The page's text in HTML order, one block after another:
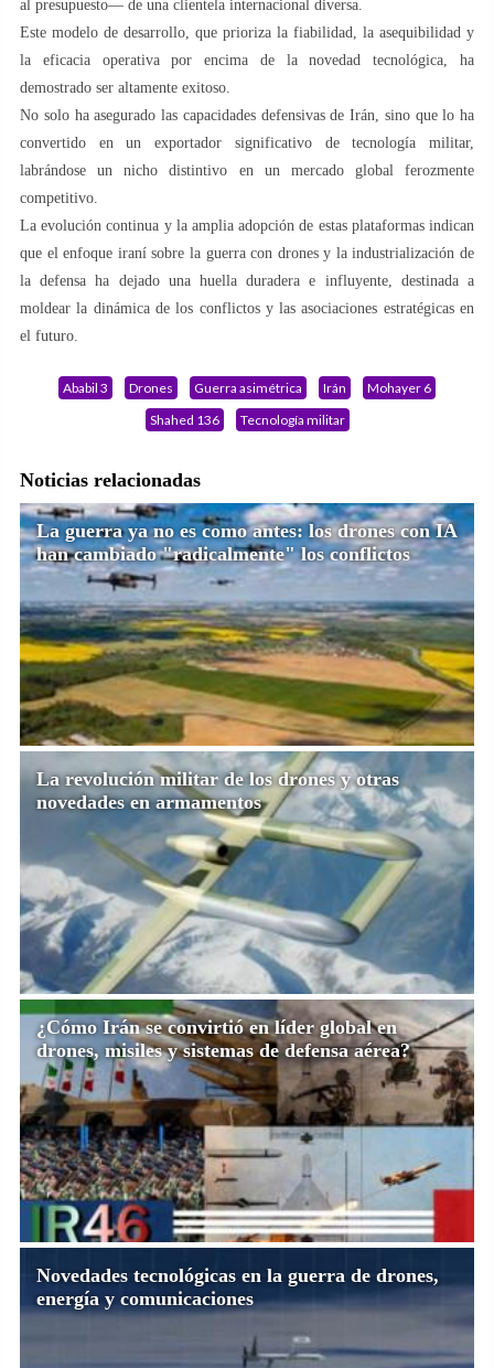
al presupuesto— de una clientela internacional diversa.
Este modelo de desarrollo, que prioriza la fiabilidad, la asequibilidad y
la eficacia operativa por encima de la novedad tecnológica, ha
demostrado ser altamente exitoso.
No solo ha asegurado las capacidades defensivas de Irán, sino que lo ha
convertido en un exportador significativo de tecnología militar,
labrándose un nicho distintivo en un mercado global ferozmente
competitivo.
La evolución continua y la amplia adopción de estas plataformas indican
que el enfoque iraní sobre la guerra con drones y la industrialización de
la defensa ha dejado una huella duradera e influyente, destinada a
moldear la dinámica de los conflictos y las asociaciones estratégicas en
el futuro.
Ababil 3 Drones Guerra asimétrica Irán
Mohayer 6
Shahed 136
Tecnología militar
Noticias relacionadas
La guerra ya no es como antes: los drones con IA
han cambiado "radicalmente" los conflictos
La revolución militar de los drones y otras
novedades en armamentos
¿Cómo Irán se convirtió en líder global en
drones, misiles y sistemas de defensa aérea?
Novedades tecnológicas en la guerra de drones,
energía y comunicaciones